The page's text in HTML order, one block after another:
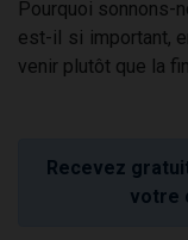
Pourquoi sonnons-
est-il si important,
venir plutôt que la
Recevez
votre